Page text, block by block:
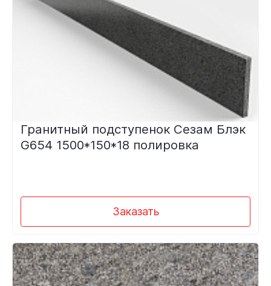
Гранитный подступенок Сезам Блэк
G654 1500*150*18 полировка
Заказать